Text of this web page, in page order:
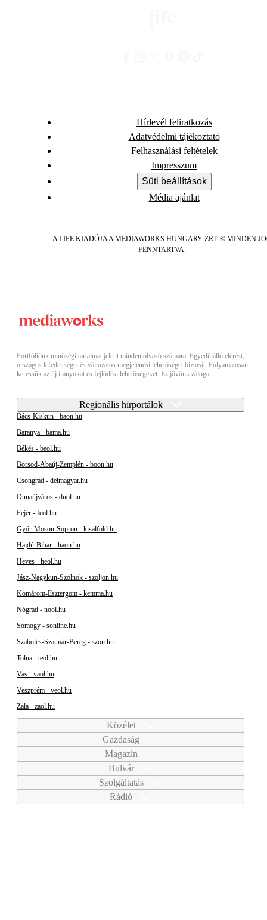
Hírlevél feliratkozás
Adatvédelmi tájékoztató
Felhasználási feltételek
Impresszum
Süti beállítások
Média ajánlat
A LIFE KIADÓJA A MEDIAWORKS HUNGARY ZRT. © MINDEN
FENNTARTVA.
Portfóliónk minőségi tartalmat jelent minden olvasó számára. Egyedülálló elérést,
országos lefedettséget és változatos megjelenési lehetőséget biztosít. Folyamatosan
keressük az új irányokat és fejlődési lehetőségeket. Ez jövőnk záloga.
Regionális hírportálok
Bács-Kiskun - baon.hu
Baranya - bama.hu
Békés - beol.hu
Borsod-Abaúj-Zemplén - boon.hu
Csongrád - delmagyar.hu
Dunaújváros - duol.hu
Fejér - feol.hu
Győr-Moson-Sopron - kisalfold.hu
Hajdú-Bihar - haon.hu
Heves - heol.hu
Jász-Nagykun-Szolnok - szoljon.hu
Komárom-Esztergom - kemma.hu
Nógrád - nool.hu
Somogy - sonline.hu
Szabolcs-Szatmár-Bereg - szon.hu
Tolna - teol.hu
Vas - vaol.hu
Veszprém - veol.hu
Zala - zaol.hu
Közélet
Gazdaság
Magazin
Bulvár
Szolgáltatás
Rádió